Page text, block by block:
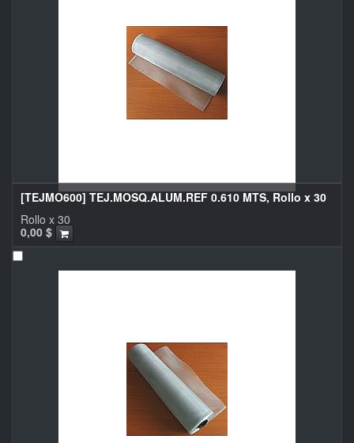
[TEJMO600] TEJ.MOSQ.ALUM.REF 0.610 MTS, Rollo x 30
0,00 $
Rollo x 30